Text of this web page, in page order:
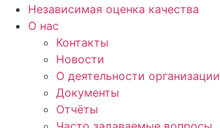
Независимая оценка качества
О нас
Контакты
Новости
О деятельности организации
Документы
Отчёты